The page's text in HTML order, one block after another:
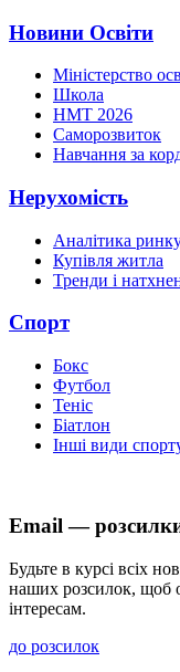
Новини Освіти
Міністерство
Школа
НМТ 2026
Саморозвиток
Навчання за
Нерухомість
Аналітика
Купівля житла
Тренди і
Спорт
Бокс
Футбол
Теніс
Біатлон
Інші види
Email —
Будьте в курсі всіх
наших розсилок, щоб
інтересам.
до розсилок